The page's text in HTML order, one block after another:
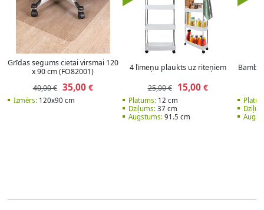
Grīdas segums cietai virsmai 120
x 90 cm (FO82001)
40,00 € 35,00€
Izmērs:120x90 cm
4 līmeņu plaukts uz riteņiem
25,00 € 15,00€
Platums:12 cm
Dziļums:37 cm
Augstums:91.5 cm